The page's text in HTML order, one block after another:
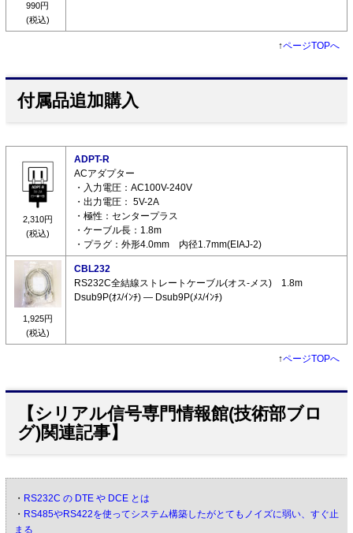
990円
(税込)
↑ページTOPへ
付属品追加購入
2,310円
(税込)
ADPT-R
ACアダプター
・入力電圧：AC100V-240V
・出力電圧： 5V-2A
・極性：センタープラス
・ケーブル長：1.8m
・プラグ：外形4.0mm 内径1.7mm(EIAJ-2)
1,925円
(税込)
CBL232
RS232C全結線ストレートケーブル(オス-メス) 1.8m
Dsub9P(ｵｽ/ｲﾝﾁ) ― Dsub9P(ﾒｽ/ｲﾝﾁ)
↑ページTOPへ
【シリアル信号専門情報館(技術部ブロ
グ)関連記事】
・ RS232C の DTE や DCE とは
・ RS485やRS422を使ってシステム構築したがとてもノイズに弱い、すぐ止
まる